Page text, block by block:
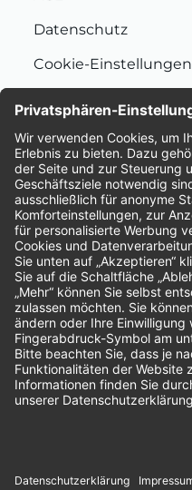
Datenschutz
Cookie-Einstellungen
Bewertungen
Unsere Zahlungsarten: